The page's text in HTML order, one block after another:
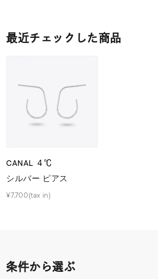
最近チェックした商品
CANAL ４℃
シルバー ピアス
¥7,700(tax in)
条件から選ぶ